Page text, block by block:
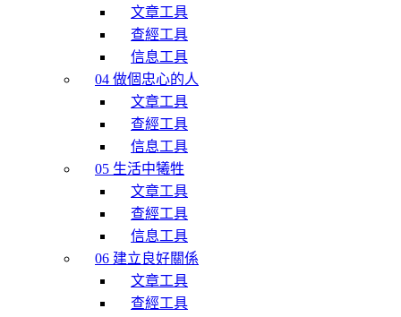
文章工具
查經工具
信息工具
04 做個忠心的人
文章工具
查經工具
信息工具
05 生活中犧牲
文章工具
查經工具
信息工具
06 建立良好關係
文章工具
查經工具